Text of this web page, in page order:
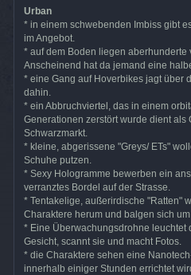
Urban
* in einem schwebenden Imbiss gibt
im Angebot.
* auf dem Boden liegen aberhunderte
Anscheinend hat da jemand eine
* eine Gang auf Hoverbikes jagt über
dahin.
* ein Abbruchviertel, das in einem
Generationen zerstört wurde dient als
Schwarzmarkt.
* kleine, abgerissene "Greys/ ETs"
Schuhe putzen.
* Sexy Hologramme bewerben ein
verranztes Bordel auf der Strasse.
* Tentakelige, außerirdische "Ratten"
Charaktere herum und balgen sich um
* Eine Überwachungsdrohne leuchtet
Gesicht, scannt sie und macht Fotos.
* die Charaktere sehen eine
innerhalb einiger Stunden errichtet